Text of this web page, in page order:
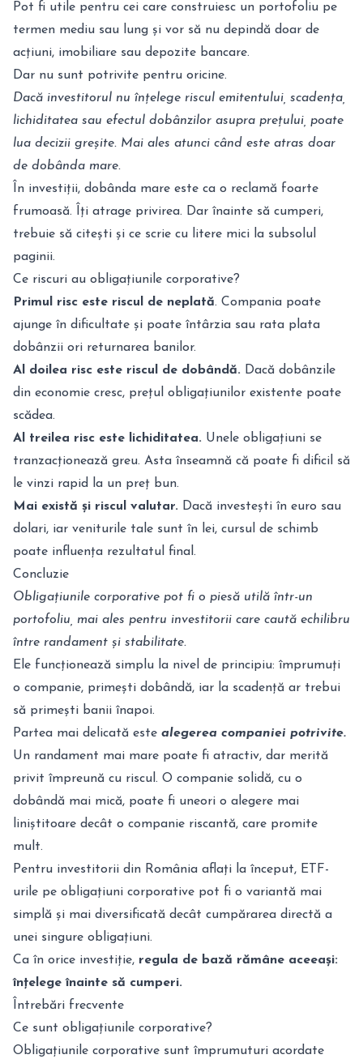
Pot fi utile pentru cei care construiesc un portofoliu pe
termen mediu sau lung și vor să nu depindă doar de
acțiuni, imobiliare sau depozite bancare.
Dar nu sunt potrivite pentru oricine.
Dacă investitorul nu înțelege riscul emitentului, scadența,
lichiditatea sau efectul dobânzilor asupra prețului, poate
lua decizii greșite. Mai ales atunci când este atras doar
de dobânda mare.
În investiții, dobânda mare este ca o reclamă foarte
frumoasă. Îți atrage privirea. Dar înainte să cumperi,
trebuie să citești și ce scrie cu litere mici la subsolul
paginii.
Ce riscuri au obligațiunile corporative?
Primul risc este riscul de neplată. Compania poate
ajunge în dificultate și poate întârzia sau rata plata
dobânzii ori returnarea banilor.
Al doilea risc este riscul de dobândă. Dacă dobânzile
din economie cresc, prețul obligațiunilor existente poate
scădea.
Al treilea risc este lichiditatea. Unele obligațiuni se
tranzacționează greu. Asta înseamnă că poate fi dificil să
le vinzi rapid la un preț bun.
Mai există și riscul valutar. Dacă investești în euro sau
dolari, iar veniturile tale sunt în lei, cursul de schimb
poate influența rezultatul final.
Concluzie
Obligațiunile corporative pot fi o piesă utilă într-un
portofoliu, mai ales pentru investitorii care caută echilibru
între randament și stabilitate.
Ele funcționează simplu la nivel de principiu: împrumuți
o companie, primești dobândă, iar la scadență ar trebui
să primești banii înapoi.
Partea mai delicată este alegerea companiei potrivite.
Un randament mai mare poate fi atractiv, dar merită
privit împreună cu riscul. O companie solidă, cu o
dobândă mai mică, poate fi uneori o alegere mai
liniștitoare decât o companie riscantă, care promite
mult.
Pentru investitorii din România aflați la început, ETF-
urile pe obligațiuni corporative pot fi o variantă mai
simplă și mai diversificată decât cumpărarea directă a
unei singure obligațiuni.
Ca în orice investiție, regula de bază rămâne aceeași:
înțelege înainte să cumperi.
Întrebări frecvente
Ce sunt obligațiunile corporative?
Obligațiunile corporative sunt împrumuturi acordate